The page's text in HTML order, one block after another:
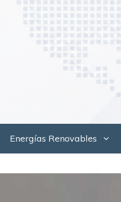
contenido
Energías Renovables